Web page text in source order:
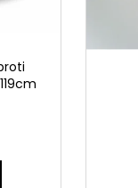
- EASY CLICK
8SD - ČESKÁ